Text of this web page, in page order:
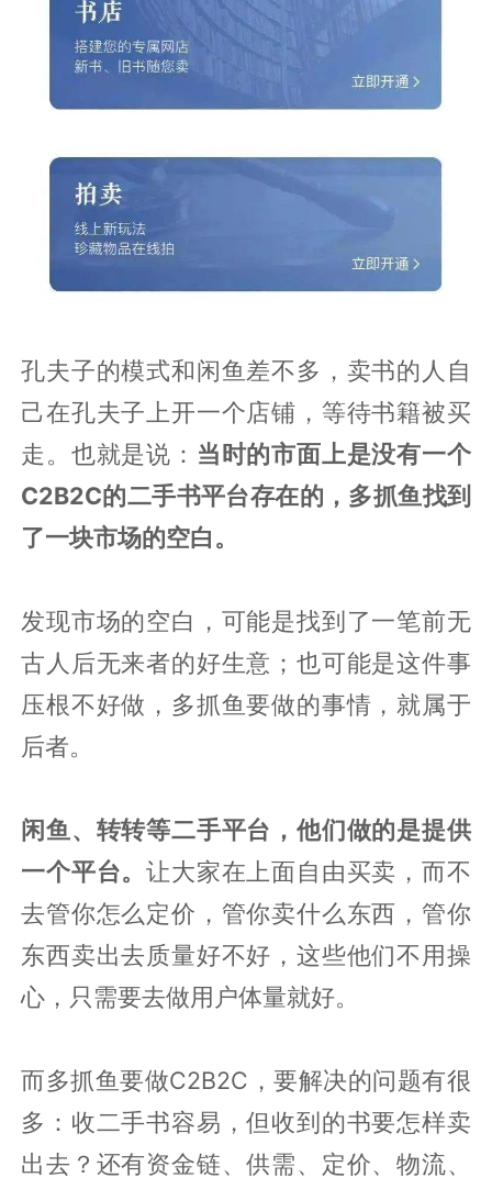
孔夫子的模式和闲鱼差不多，卖书的人自
己在孔夫子上开一个店铺，等待书籍被买
走。也就是说： 当时的市面上是没有一个
C2B2C的二手书平台存在的，多抓鱼找到
了一块市场的空白。
发现市场的空白，可能是找到了一笔前无
古人后无来者的好生意；也可能是这件事
压根不好做，多抓鱼要做的事情，就属于
后者。
闲鱼、转转等二手平台，他们做的是提供
一个平台。让大家在上面自由买卖，而不
去管你怎么定价，管你卖什么东西，管你
东西卖出去质量好不好，这些他们不用操
心，只需要去做用户体量就好。
而多抓鱼要做C2B2C，要解决的问题有很
多：收二手书容易，但收到的书要怎样卖
出去？还有资金链、供需、定价、物流、